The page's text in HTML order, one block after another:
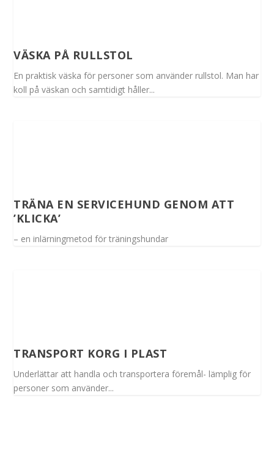
VÄSKA PÅ RULLSTOL
En praktisk väska för personer som använder rullstol. Man har
koll på väskan och samtidigt håller...
TRÄNA EN SERVICEHUND GENOM ATT
’KLICKA’
– en inlärningmetod för träningshundar
TRANSPORT KORG I PLAST
Underlättar att handla och transportera föremål- lämplig för
personer som använder...